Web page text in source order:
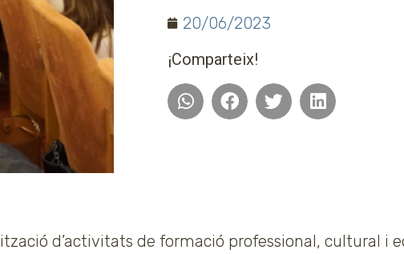
20/06/2023
¡Comparteix!
d’activitats de formació professional, cultural i